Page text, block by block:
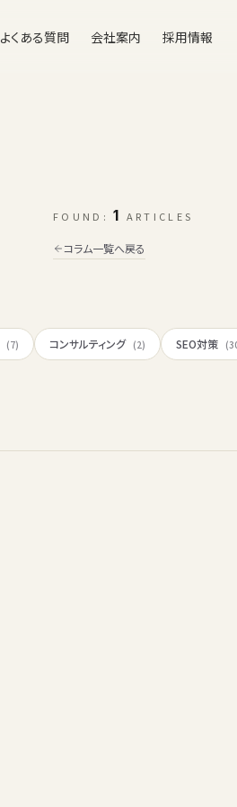
よくある質問 会社案内 採用情報
FOUND:1 ARTICLES
コラム一覧へ戻る
(7) コンサルティング (2) SEO対策